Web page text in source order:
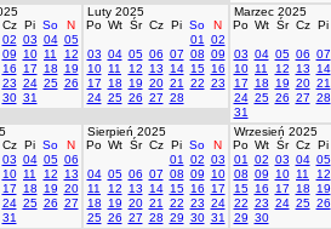
Cz Pi So
N
02 03 04 05
09 10 11
12
16 17 18
19
23 24 25 26
30 31
Luty 2025
Po Wt Śr Cz Pi So
N
01
02
03 04 05 06 07 08 09
10 11 12 13 14 15 16
17
18 19 20 21 22 23
24 25 26 27 28
Marzec 2025
Po Wt Śr Cz Pi
03 04 05 06 07
10 11 12 13 14
17
18 19 20 21
24 25 26 27 28
31
Cz Pi So
N
03 04 05 06
10 11 12
13
17 18 19 20
24 25 26 27
31
Sierpień 2025
Po Wt Śr Cz Pi So
N
01
02 03
04 05 06 07 08 09
10
11
12 13 14 15 16
17
18
19 20 21 22 23 24
25 26 27 28 29 30 31
Wrzesień 2025
Po Wt Śr Cz Pi
01
02 03 04 05
08 09 10 11 12
15 16 17 18 19
22 23 24 25 26
29 30